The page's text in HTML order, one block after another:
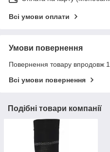
Всі умови оплати
Умови повернення
Повернення товару впродовж
Всі умови повернення
Подібні товари компанії